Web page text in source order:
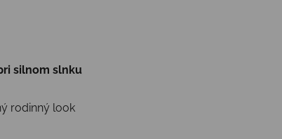
silnom slnku
rodinný look